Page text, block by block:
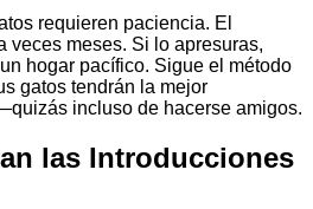
requieren paciencia. El
veces meses. Si lo apresuras,
hogar pacífico. Sigue el método
gatos tendrán la mejor
incluso de hacerse amigos.
las Introducciones